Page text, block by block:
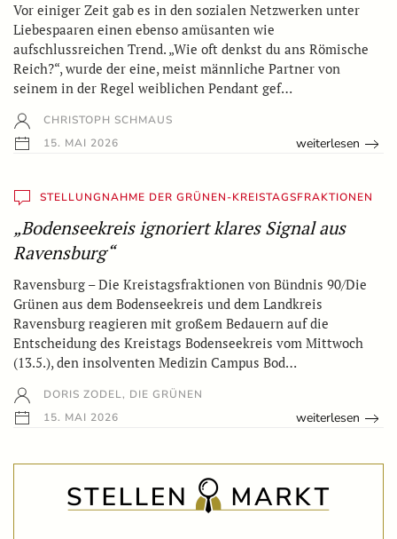
Vor einiger Zeit gab es in den sozialen Netzwerken unter
Liebespaaren einen ebenso amüsanten wie
aufschlussreichen Trend. „Wie oft denkst du ans Römische
Reich?“, wurde der eine, meist männliche Partner von
seinem in der Regel weiblichen Pendant gef…
CHRISTOPH SCHMAUS
15. MAI 2026
weiterlesen
STELLUNGNAHME DER GRÜNEN-KREISTAGSFRAKTIONEN
„Bodenseekreis ignoriert klares Signal aus
Ravensburg“
Ravensburg – Die Kreistagsfraktionen von Bündnis 90/Die
Grünen aus dem Bodenseekreis und dem Landkreis
Ravensburg reagieren mit großem Bedauern auf die
Entscheidung des Kreistags Bodenseekreis vom Mittwoch
(13.5.), den insolventen Medizin Campus Bod…
DORIS ZODEL, DIE GRÜNEN
15. MAI 2026
weiterlesen